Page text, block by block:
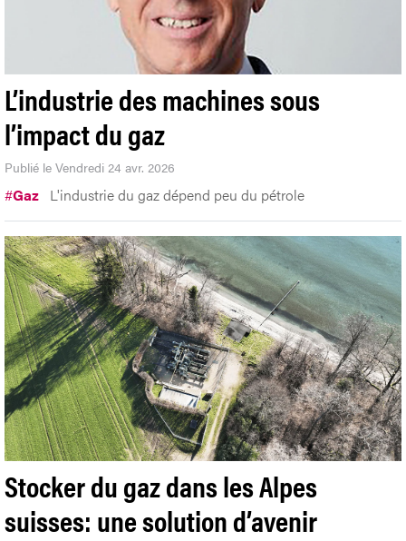
L’industrie des machines sous
l’impact du gaz
Publié le Vendredi 24 avr. 2026
#Gaz L'industrie du gaz dépend peu du pétrole
Stocker du gaz dans les Alpes
suisses: une solution d’avenir